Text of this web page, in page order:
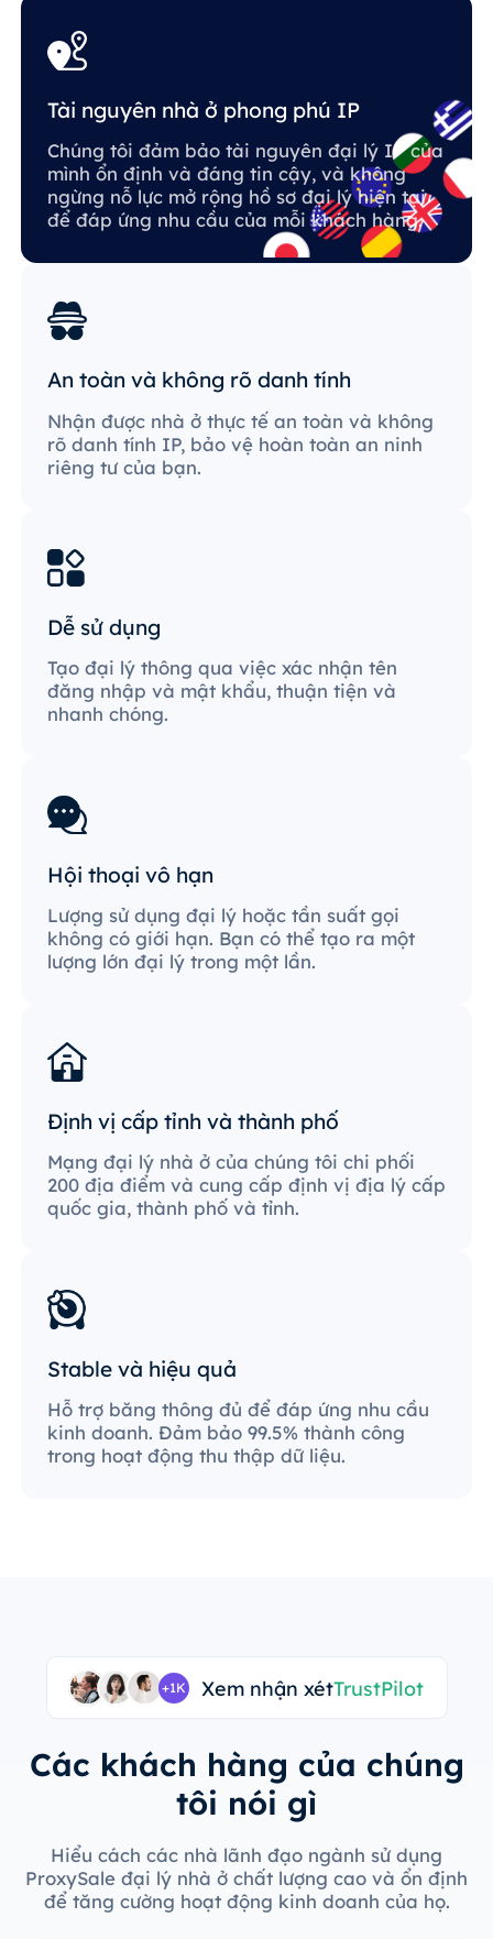
Tài nguyên nhà ở phong phú IP
Chúng tôi đảm bảo tài nguyên đại lý IP của
mình ổn định và đáng tin cậy, và không
ngừng nỗ lực mở rộng hồ sơ đại lý hiện tại
để đáp ứng nhu cầu của mỗi khách hàng.
An toàn và không rõ danh tính
Nhận được nhà ở thực tế an toàn và không
rõ danh tính IP, bảo vệ hoàn toàn an ninh
riêng tư của bạn.
Dễ sử dụng
Tạo đại lý thông qua việc xác nhận tên
đăng nhập và mật khẩu, thuận tiện và
nhanh chóng.
Hội thoại vô hạn
Lượng sử dụng đại lý hoặc tần suất gọi
không có giới hạn. Bạn có thể tạo ra một
lượng lớn đại lý trong một lần.
Định vị cấp tỉnh và thành phố
Mạng đại lý nhà ở của chúng tôi chi phối
200 địa điểm và cung cấp định vị địa lý cấp
quốc gia, thành phố và tỉnh.
Stable và hiệu quả
Hỗ trợ băng thông đủ để đáp ứng nhu cầu
kinh doanh. Đảm bảo 99.5% thành công
trong hoạt động thu thập dữ liệu.
+1K Xem nhận xétTrustPilot
Các khách hàng của chúng
tôi nói gì
Hiểu cách các nhà lãnh đạo ngành sử dụng
ProxySale đại lý nhà ở chất lượng cao và ổn định
để tăng cường hoạt động kinh doanh của họ.